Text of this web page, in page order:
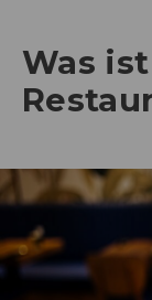
Was